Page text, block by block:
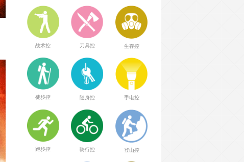
战术控 刀具控 生存控
徒步控 随身控 手电控
跑步控 骑行控 登山控